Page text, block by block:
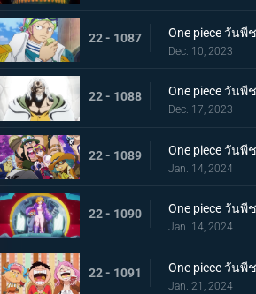
22 - 1087
Dec. 10, 2023
22 - 1088
Dec. 17, 2023
22 - 1089
Jan. 14, 2024
22 - 1090
Jan. 14, 2024
22 - 1091
Jan. 21, 2024